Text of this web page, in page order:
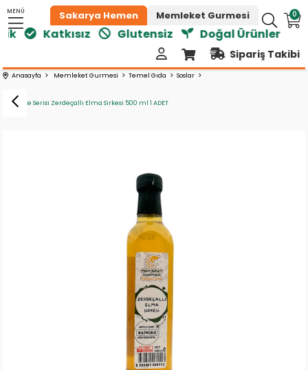
0
MENÜ Sakarya Hemen Memleket Gurmesi
Katkısız Glutensiz Doğal Ürünler
Sipariş Takibi
Anasayfa Memleket Gurmesi Temel Gıda Soslar
Vafi Sirke Serisi Zerdeçallı Elma Sirkesi 500 ml 1 ADET